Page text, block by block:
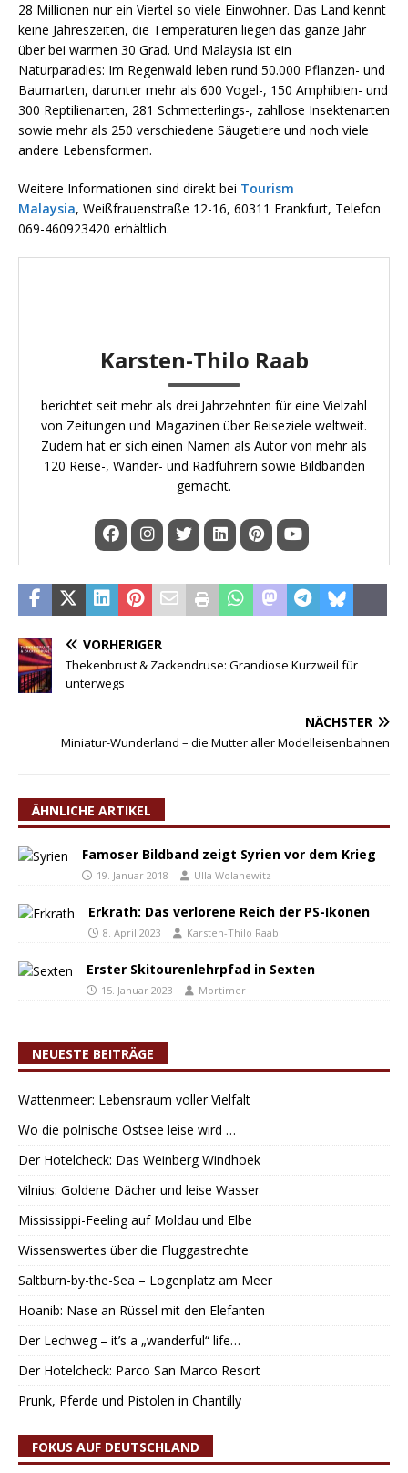
28 Millionen nur ein Viertel so viele Einwohner. Das Land kennt
keine Jahreszeiten, die Temperaturen liegen das ganze Jahr
über bei warmen 30 Grad. Und Malaysia ist ein
Naturparadies: Im Regenwald leben rund 50.000 Pflanzen- und
Baumarten, darunter mehr als 600 Vogel-, 150 Amphibien- und
300 Reptilienarten, 281 Schmetterlings-, zahllose Insektenarten
sowie mehr als 250 verschiedene Säugetiere und noch viele
andere Lebensformen.
Weitere Informationen sind direkt bei Tourism
Malaysia, Weißfrauenstraße 12-16, 60311 Frankfurt, Telefon
069-460923420 erhältlich.
Karsten-Thilo Raab
berichtet seit mehr als drei Jahrzehnten für eine Vielzahl
von Zeitungen und Magazinen über Reiseziele weltweit.
Zudem hat er sich einen Namen als Autor von mehr als
120 Reise-, Wander- und Radführern sowie Bildbänden
gemacht.
VORHERIGER
Thekenbrust & Zackendruse: Grandiose Kurzweil für
unterwegs
NÄCHSTER
Miniatur-Wunderland – die Mutter aller Modelleisenbahnen
ÄHNLICHE ARTIKEL
Famoser Bildband zeigt Syrien vor dem Krieg
19. Januar 2018 Ulla Wolanewitz
Erkrath: Das verlorene Reich der PS-Ikonen
8. April 2023 Karsten-Thilo Raab
Erster Skitourenlehrpfad in Sexten
15. Januar 2023 Mortimer
NEUESTE BEITRÄGE
Wattenmeer: Lebensraum voller Vielfalt
Wo die polnische Ostsee leise wird …
Der Hotelcheck: Das Weinberg Windhoek
Vilnius: Goldene Dächer und leise Wasser
Mississippi-Feeling auf Moldau und Elbe
Wissenswertes über die Fluggastrechte
Saltburn-by-the-Sea – Logenplatz am Meer
Hoanib: Nase an Rüssel mit den Elefanten
Der Lechweg – it’s a „wanderful“ life…
Der Hotelcheck: Parco San Marco Resort
Prunk, Pferde und Pistolen in Chantilly
FOKUS AUF DEUTSCHLAND